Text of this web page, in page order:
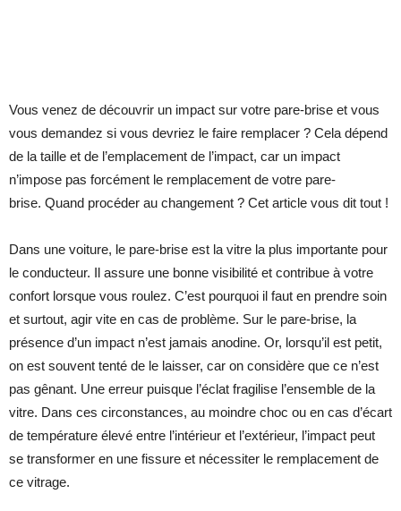
Vous venez de découvrir un impact sur votre pare-brise et vous
vous demandez si vous devriez le faire remplacer ? Cela dépend
de la taille et de l’emplacement de l’impact, car un impact
n’impose pas forcément le remplacement de votre pare-
brise. Quand procéder au changement ? Cet article vous dit tout !
Dans une voiture, le pare-brise est la vitre la plus importante pour
le conducteur. Il assure une bonne visibilité et contribue à votre
confort lorsque vous roulez. C’est pourquoi il faut en prendre soin
et surtout, agir vite en cas de problème. Sur le pare-brise, la
présence d’un impact n’est jamais anodine. Or, lorsqu’il est petit,
on est souvent tenté de le laisser, car on considère que ce n’est
pas gênant. Une erreur puisque l’éclat fragilise l’ensemble de la
vitre. Dans ces circonstances, au moindre choc ou en cas d’écart
de température élevé entre l’intérieur et l’extérieur, l’impact peut
se transformer en une fissure et nécessiter le remplacement de
ce vitrage.